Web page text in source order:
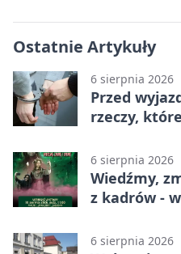
Ostatnie Artykuły
6 sierpnia 2026
Przed
rzeczy,
6 sierpnia 2026
Wiedźmy,
z kadrów -
6 sierpnia 2026